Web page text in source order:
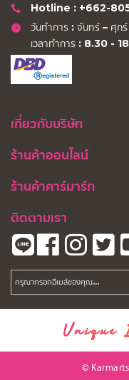
Hotline : +662-
วันทำการ : จันทร์ – ศุกร์
เวลาทำการ : 8.30 -
เกี่ยวกับบริษัท
ร้านค้าออนไลน์
ร้านค้าคาร์มาร์ท
ติดตามเรา
Unique
©